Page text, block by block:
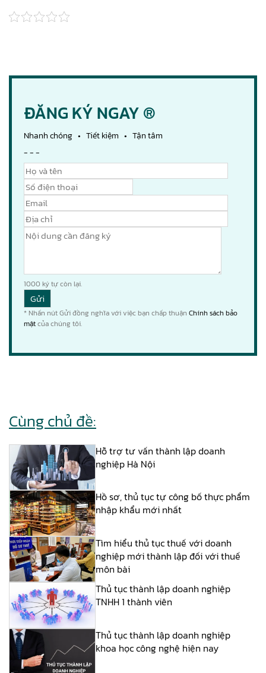
ĐĂNG KÝ NGAY ®
Nhanh chóng • Tiết kiệm • Tận tâm
- - -
1000 ký tự còn lại.
* Nhấn nút Gửi đồng nghĩa với việc bạn chấp thuận Chính sách bảo
mậtcủa chúng tôi.
Cùng chủ đề:
Hỗ trợ tư vấn thành lập doanh
nghiệp Hà Nội
Hồ sơ, thủ tục tự công bố thực phẩm
nhập khẩu mới nhất
Tìm hiểu thủ tục thuế với doanh
nghiệp mới thành lập đối với thuế
môn bài
Thủ tục thành lập doanh nghiệp
TNHH 1 thành viên
Thủ tục thành lập doanh nghiệp
khoa học công nghệ hiện nay